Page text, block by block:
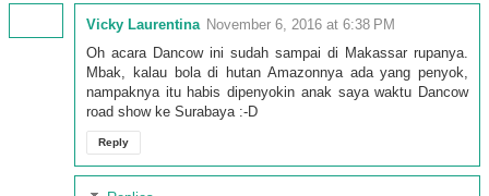
Vicky Laurentina November 6, 2016 at 6:38 PM
Oh acara Dancow ini sudah sampai di Makassar rupanya.
Mbak, kalau bola di hutan Amazonnya ada yang penyok,
nampaknya itu habis dipenyokin anak saya waktu Dancow
road show ke Surabaya :-D
Reply